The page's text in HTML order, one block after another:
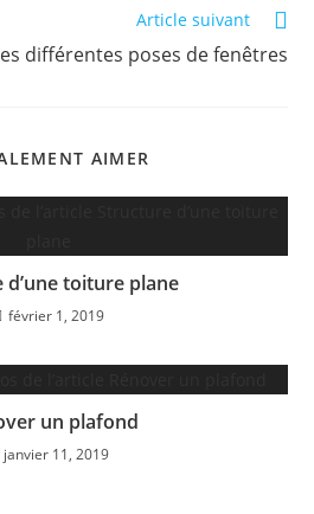
Article suivant
différentes poses de fenêtres
AIMER
toiture plane
février 1, 2019
un plafond
janvier 11, 2019